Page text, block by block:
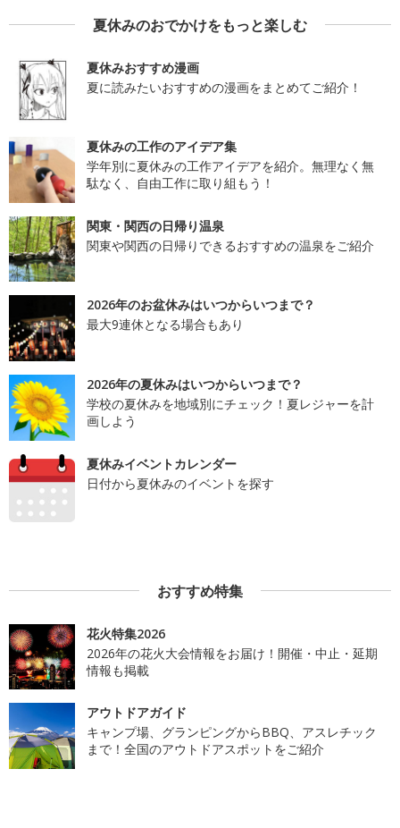
夏休みのおでかけをもっと楽しむ
夏休みおすすめ漫画
夏に読みたいおすすめの漫画をまとめてご紹介！
夏休みの工作のアイデア集
学年別に夏休みの工作アイデアを紹介。無理なく無
駄なく、自由工作に取り組もう！
関東・関西の日帰り温泉
関東や関西の日帰りできるおすすめの温泉をご紹介
2026年のお盆休みはいつからいつまで？
最大9連休となる場合もあり
2026年の夏休みはいつからいつまで？
学校の夏休みを地域別にチェック！夏レジャーを計
画しよう
夏休みイベントカレンダー
日付から夏休みのイベントを探す
おすすめ特集
花火特集2026
2026年の花火大会情報をお届け！開催・中止・延期
情報も掲載
アウトドアガイド
キャンプ場、グランピングからBBQ、アスレチック
まで！全国のアウトドアスポットをご紹介